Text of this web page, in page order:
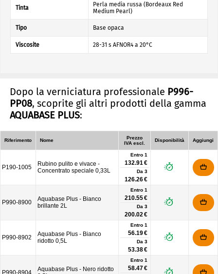
Tinta
Perla media russa (Bordeaux Red
Medium Pearl)
Tipo Base opaca
Viscosite 28-31 s AFNOR4 a 20°C
Dopo la verniciatura professionale P996-
PP08, scoprite gli altri prodotti della gamma
AQUABASE PLUS:
Riferimento Nome
Prezzo
IVA escl.
Disponibilità Aggiungi
P190-1005
Rubino pulito e vivace -
Concentrato speciale 0,33L
Entro 1
132.91 €
Da 3
126.26 €
P990-8900
Aquabase Plus - Bianco
brillante 2L
Entro 1
210.55 €
Da 3
200.02 €
P990-8902
Aquabase Plus - Bianco
ridotto 0,5L
Entro 1
56.19 €
Da 3
53.38 €
P990-8904
Aquabase Plus - Nero ridotto
Entro 1
58.47 €